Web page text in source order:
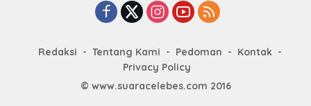
Redaksi Tentang Kami Pedoman
Kontak
Privacy Policy
© www.suaracelebes.com 2016